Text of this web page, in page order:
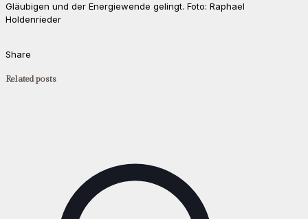
Gläubigen und der Energiewende gelingt. Foto: Raphael
Holdenrieder
Share
Related posts